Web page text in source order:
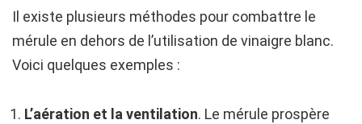
Il existe plusieurs méthodes pour combattre le
mérule en dehors de l’utilisation de vinaigre blanc.
Voici quelques exemples :
L’aération et la ventilation. Le mérule prospère